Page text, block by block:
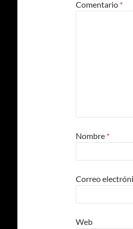
Comentario *
Nombre *
Correo
Web